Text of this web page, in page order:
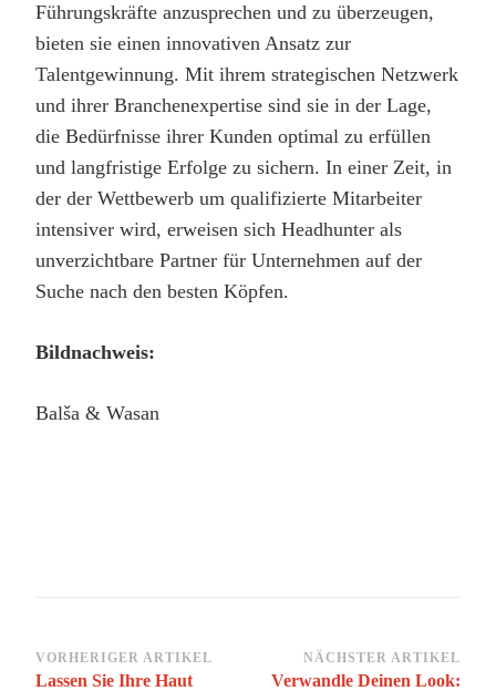
Führungskräfte anzusprechen und zu überzeugen,
bieten sie einen innovativen Ansatz zur
Talentgewinnung. Mit ihrem strategischen Netzwerk
und ihrer Branchenexpertise sind sie in der Lage,
die Bedürfnisse ihrer Kunden optimal zu erfüllen
und langfristige Erfolge zu sichern. In einer Zeit, in
der der Wettbewerb um qualifizierte Mitarbeiter
intensiver wird, erweisen sich Headhunter als
unverzichtbare Partner für Unternehmen auf der
Suche nach den besten Köpfen.
Bildnachweis:
Balša & Wasan
Beitragsnavigation
VORHERIGER ARTIKEL
Lassen Sie Ihre Haut
NÄCHSTER ARTIKEL
Verwandle Deinen Look: